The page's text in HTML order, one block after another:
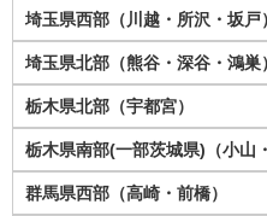
埼玉県西部（川越・所沢・坂戸）
埼玉県北部（熊谷・深谷・鴻巣）
栃木県北部（宇都宮）
栃木県南部(一部茨城県)（小山
群馬県西部（高崎・前橋）